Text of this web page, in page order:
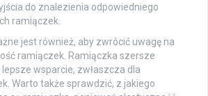
do znalezienia odpowiedniego
ramiączek.
jest również, aby zwrócić uwagę na
ramiączek. Ramiączka szersze
wsparcie, zwłaszcza dla
Warto także sprawdzić, z jakiego